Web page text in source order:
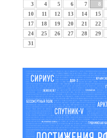
3
4 5 6 7 8
10
11 12 13 14 15
17
18 19 20 21 22
24
25 26 27 28 29
31